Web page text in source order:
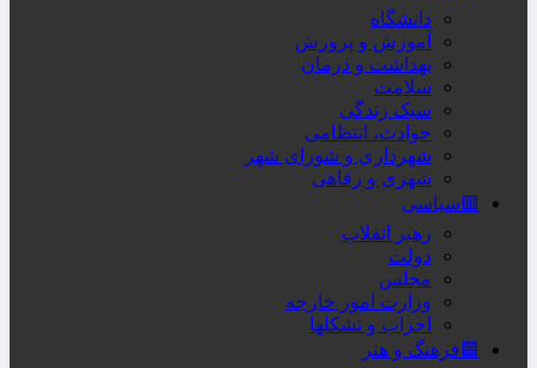
دانشگاه
آموزش و پرورش
بهداشت و درمان
سلامت
سبک زندگی
حوادث، انتظامی
شهرداری و شورای شهر
شهری و رفاهی
🟥سیاسی
رهبر انقلاب
دولت
مجلس
وزارت امور خارجه
احزاب و تشکلها
🟦فرهنگ و هنر